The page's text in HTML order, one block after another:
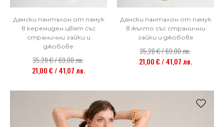
Дамски панталон от памук
в керемиден цвят със
странични гайки и
джобове
35,28 € / 69,00 лв.
21,00 € / 41,07 лв.
Дамски панталон от памук
в жълто със странични
гайки и джобове
35,28 € / 69,00 лв.
21,00 € / 41,07 лв.